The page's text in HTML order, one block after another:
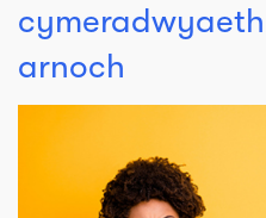
arnoch